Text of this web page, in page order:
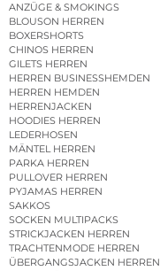
ANZÜGE & SMOKINGS
BLOUSON HERREN
BOXERSHORTS
CHINOS HERREN
GILETS HERREN
HERREN BUSINESSHEMDEN
HERREN HEMDEN
HERRENJACKEN
HOODIES HERREN
LEDERHOSEN
MÄNTEL HERREN
PARKA HERREN
PULLOVER HERREN
PYJAMAS HERREN
SAKKOS
SOCKEN MULTIPACKS
STRICKJACKEN HERREN
TRACHTENMODE HERREN
ÜBERGANGSJACKEN HERREN